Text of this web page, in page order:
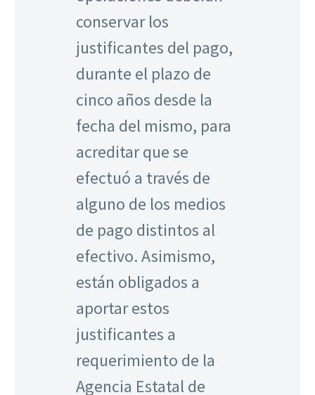
conservar los
justificantes del pago,
durante el plazo de
cinco años desde la
fecha del mismo, para
acreditar que se
efectuó a través de
alguno de los medios
de pago distintos al
efectivo. Asimismo,
están obligados a
aportar estos
justificantes a
requerimiento de la
Agencia Estatal de